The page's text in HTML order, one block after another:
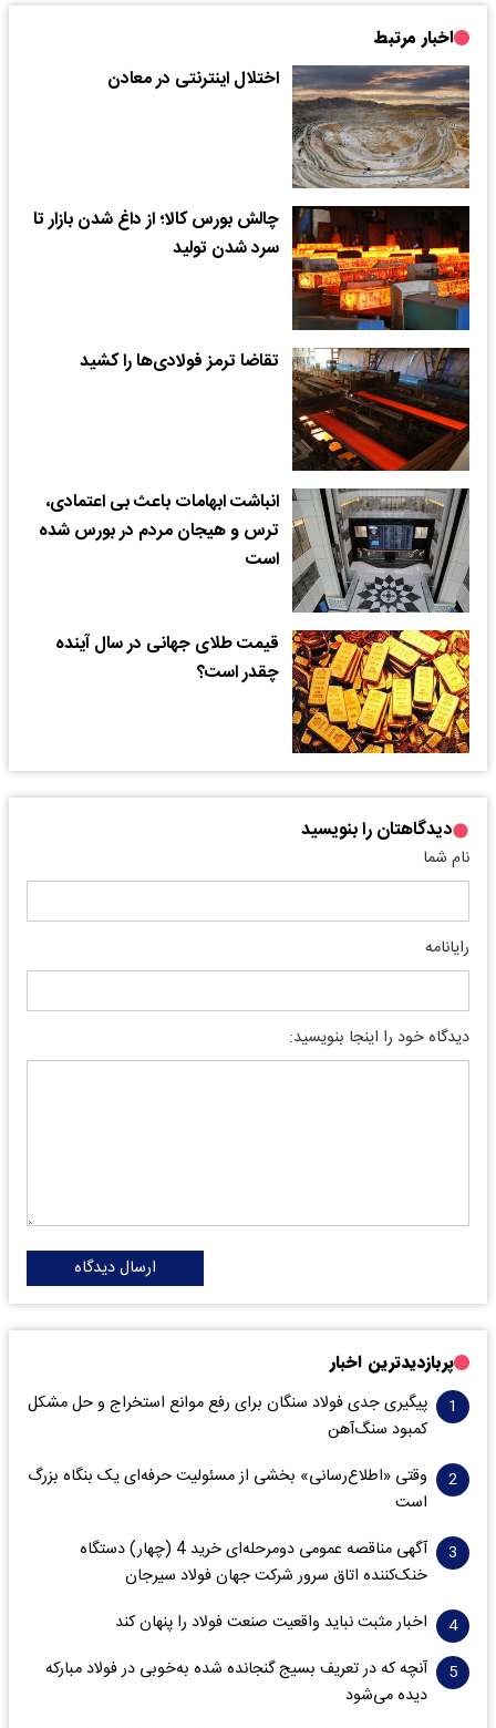
اخبار مرتبط
اختلال اینترنتی در معادن
چالش بورس کالا؛ از داغ شدن بازار تا
سرد شدن تولید
تقاضا ترمز فولادی‌‌‌ها را کشید
انباشت ابهامات باعث بی اعتمادی،
ترس و هیجان مردم در بورس شده
است
قیمت طلای جهانی در سال آینده
چقدر است؟
دیدگاهتان را بنویسید
نام شما
رایانامه
دیدگاه خود را اینجا بنویسید:
ارسال دیدگاه
پربازدیدترین اخبار
پیگیری جدی فولاد سنگان برای رفع موانع استخراج و حل مشکل
کمبود سنگ‌آهن
وقتی «اطلاع‌رسانی» بخشی از مسئولیت حرفه‌ای یک بنگاه بزرگ
است
آگهی مناقصه عمومی دومرحله‌ای خرید 4 (چهار) دستگاه
خنک‌کننده اتاق سرور شرکت جهان فولاد سیرجان
اخبار مثبت نباید واقعیت صنعت فولاد را پنهان کند
آنچه که در تعریف بسیج گنجانده شده به‌خوبی در فولاد مبارکه
دیده می‌شود